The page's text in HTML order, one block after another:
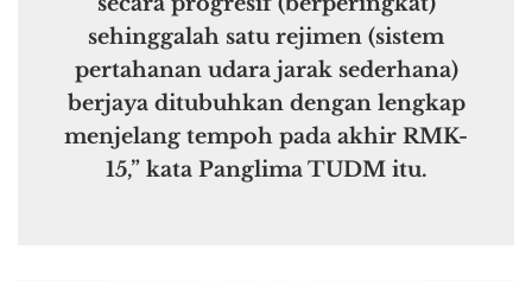
sehinggalah satu rejimen (sistem
pertahanan udara jarak sederhana)
berjaya ditubuhkan dengan lengkap
menjelang tempoh pada akhir RMK-
15,” kata Panglima TUDM itu.